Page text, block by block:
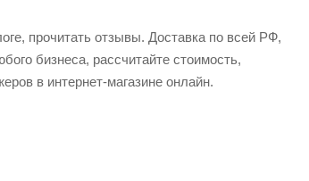
прочитать отзывы. Доставка по всей РФ,
бизнеса, рассчитайте стоимость,
в интернет-магазине онлайн.